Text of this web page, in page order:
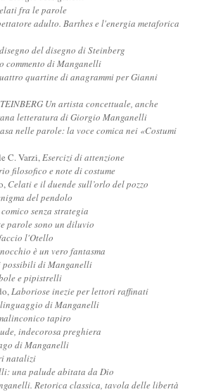
fra le parole
adulto. Barthes e l'energia metaforica
del disegno di Steinberg
commento di Manganelli
quartine di anagrammi per Gianni
Un artista concettuale, anche
letteratura di Giorgio Manganelli
nelle parole: la voce comica nei «Costumi
C. Varzi,Esercizi di attenzione
filosofico e note di costume
Celati e il duende sull’orlo del pozzo
del pendolo
senza strategia
parole sono un diluvio
l'Otello
è un vero fantasma
di Manganelli
e pipistrelli
Laboriose inezie per lettori raffinati
di Manganelli
tapiro
indecorosa preghiera
di Manganelli
natalizi
una palude abitata da Dio
Retorica classica, tavola delle libertà